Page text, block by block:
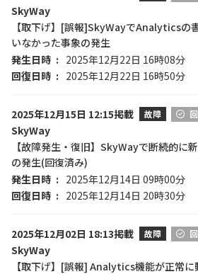
SkyWay
【取下げ】[誤報]SkyWayでAnalyticsの
いなかった事象の発生
発生日時
2025年12月22日 16時08分
回復日時
2025年12月22日 16時50分
2025年12月15日 12:15掲載 故障
SkyWay
【故障発生・復旧】SkyWayで断続的に
の発生(回復済み)
発生日時
2025年12月14日 09時00分
回復日時
2025年12月14日 20時30分
2025年12月02日 18:13掲載 故障
SkyWay
【取下げ】[誤報] Analytics機能が正常